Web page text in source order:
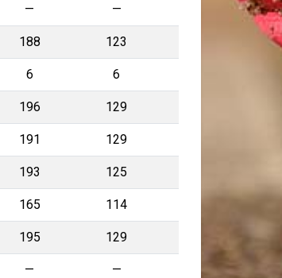
— —
188 123
6 6
196 129
191 129
193 125
165 114
195 129
— —